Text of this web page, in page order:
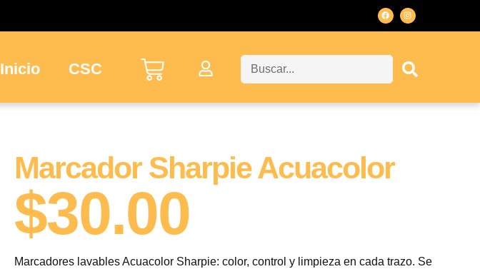
Inicio CSC
Marcador Sharpie Acuacolor
$30.00
Marcadores lavables Acuacolor Sharpie: color, control y limpieza en cada trazo. Se